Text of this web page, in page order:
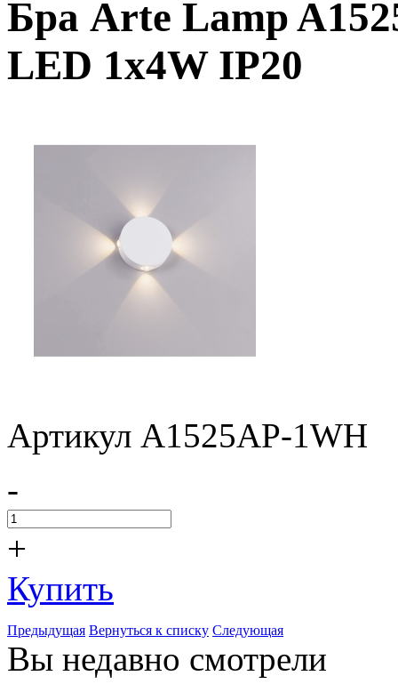
Бра Arte Lamp
LED 1x4W IP20
Артикул A1525AP-1WH
-
+
Купить
Предыдущая Вернуться к списку Следующая
Вы недавно смотрели